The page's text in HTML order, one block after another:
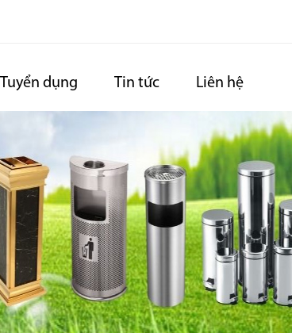
Tuyển dụng Tin tức Liên hệ